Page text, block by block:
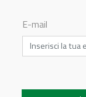
Testata giornalistica
E-mail